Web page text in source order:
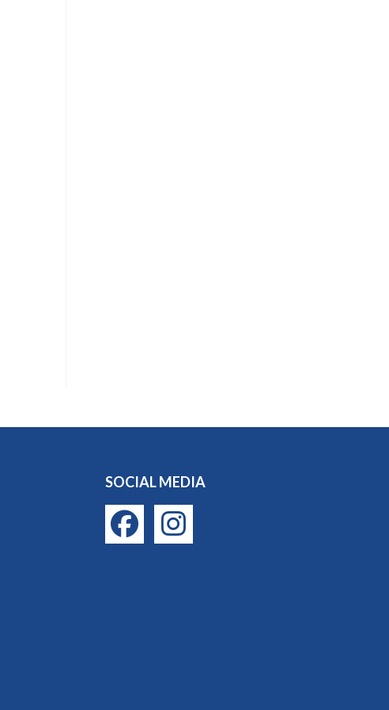
SOCIAL MEDIA